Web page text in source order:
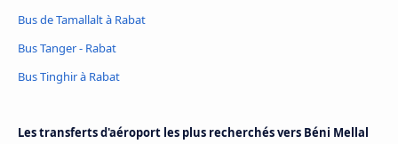
Bus de Tamallalt à Rabat
Bus Tanger - Rabat
Bus Tinghir à Rabat
Les transferts d'aéroport les plus recherchés vers Béni Mellal